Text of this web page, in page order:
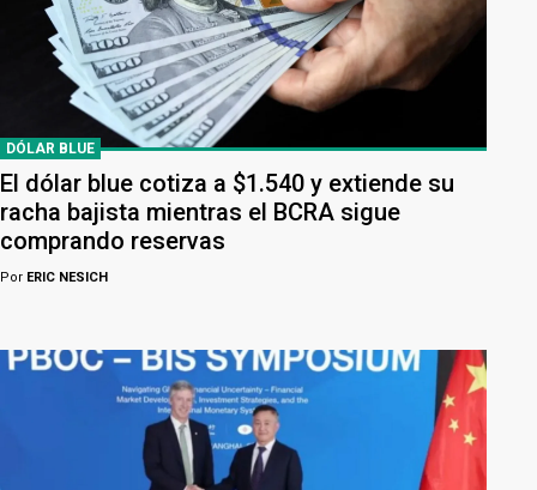
DÓLAR BLUE
El dólar blue cotiza a $1.540 y extiende su
racha bajista mientras el BCRA sigue
comprando reservas
Por ERIC NESICH